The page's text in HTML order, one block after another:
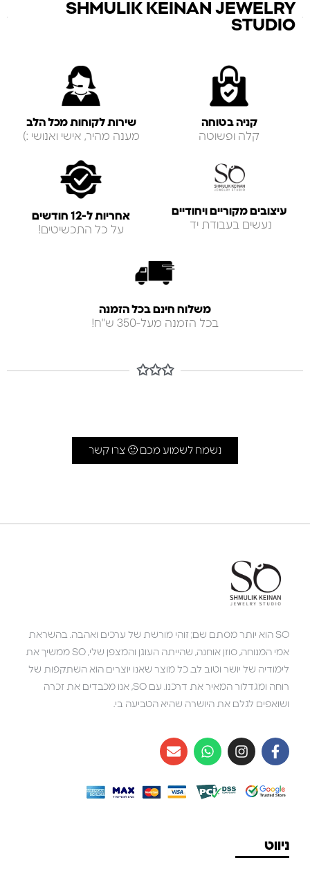
SHMULIK KEINAN JEWELRY
STUDIO
קניה בטוחה
קלה ופשוטה
שירות לקוחות מכל הלב
מענה מהיר, אישי ואנושי :)
עיצובים מקוריים ויחודיים
נעשים בעבודת יד
אחריות ל-12 חודשים
על כל התכשיטים!
משלוח חינם בכל הזמנה
בכל הזמנה מעל-350 ש"ח!
✩✩✩
נשמח לשמוע מכם 🙂 צרו קשר
SO הוא יותר מסתם שם; זוהי מורשת של ערכים ואהבה. בהשראת
אמי המנוחה, סוזן אוחנה, שהייתה העוגן והמצפן שלי, SO ממשיך את
לימודיה של יושר וטוב לב. כל מוצר שאנו יוצרים הוא השתקפות של
רוחה ומגדלור המאיר את דרכנו. עם SO, אנו מכבדים את זכרה
ושואפים לגלם את היושרה שהיא הטביעה בי.
ניווט